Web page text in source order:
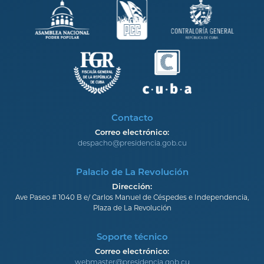
Contacto
Correo electrónico:
despacho@presidencia.gob.cu
Palacio de La Revolución
Dirección:
Ave Paseo # 1040 B e/ Carlos Manuel de Céspedes e Independencia,
Plaza de La Revolución
Soporte técnico
Correo electrónico:
webmaster@presidencia.gob.cu